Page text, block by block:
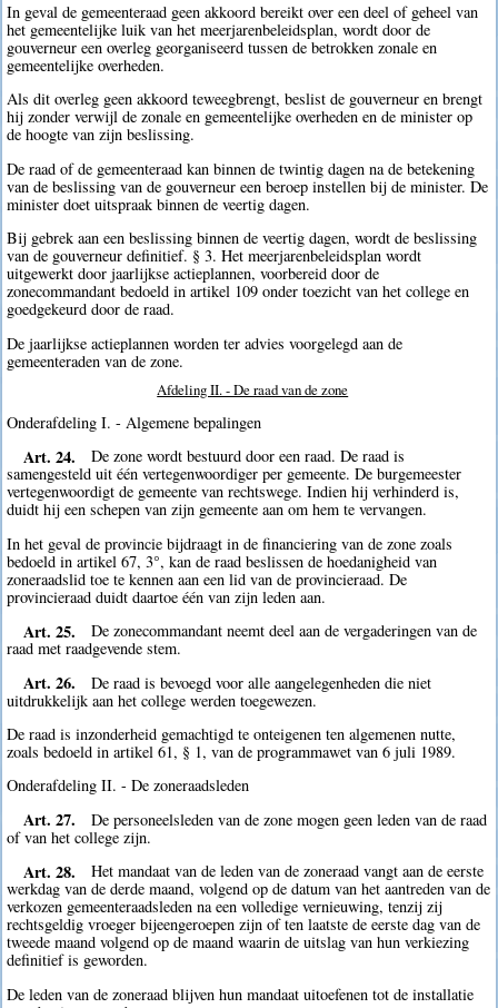
In geval de gemeenteraad geen akkoord bereikt over een deel of geheel van
het gemeentelijke luik van het meerjarenbeleidsplan, wordt door de
gouverneur een overleg georganiseerd tussen de betrokken zonale en
gemeentelijke overheden.
Als dit overleg geen akkoord teweegbrengt, beslist de gouverneur en brengt
hij zonder verwijl de zonale en gemeentelijke overheden en de minister op
de hoogte van zijn beslissing.
De raad of de gemeenteraad kan binnen de twintig dagen na de betekening
van de beslissing van de gouverneur een beroep instellen bij de minister. De
minister doet uitspraak binnen de veertig dagen.
Bij gebrek aan een beslissing binnen de veertig dagen, wordt de beslissing
van de gouverneur definitief. § 3. Het meerjarenbeleidsplan wordt
uitgewerkt door jaarlijkse actieplannen, voorbereid door de
zonecommandant bedoeld in artikel 109 onder toezicht van het college en
goedgekeurd door de raad.
De jaarlijkse actieplannen worden ter advies voorgelegd aan de
gemeenteraden van de zone.
Afdeling II. - De raad van de zone
Onderafdeling I. - Algemene bepalingen
Art. 24.
De zone wordt bestuurd door een raad. De raad is
samengesteld uit één vertegenwoordiger per gemeente. De burgemeester
vertegenwoordigt de gemeente van rechtswege. Indien hij verhinderd is,
duidt hij een schepen van zijn gemeente aan om hem te vervangen.
In het geval de provincie bijdraagt in de financiering van de zone zoals
bedoeld in artikel 67, 3°, kan de raad beslissen de hoedanigheid van
zoneraadslid toe te kennen aan een lid van de provincieraad. De
provincieraad duidt daartoe één van zijn leden aan.
Art. 25.
De zonecommandant neemt deel aan de vergaderingen van de
raad met raadgevende stem.
Art. 26.
De raad is bevoegd voor alle aangelegenheden die niet
uitdrukkelijk aan het college werden toegewezen.
De raad is inzonderheid gemachtigd te onteigenen ten algemenen nutte,
zoals bedoeld in artikel 61, § 1, van de programmawet van 6 juli 1989.
Onderafdeling II. - De zoneraadsleden
Art. 27.
De personeelsleden van de zone mogen geen leden van de raad
of van het college zijn.
Art. 28.
Het mandaat van de leden van de zoneraad vangt aan de eerste
werkdag van de derde maand, volgend op de datum van het aantreden van de
verkozen gemeenteraadsleden na een volledige vernieuwing, tenzij zij
rechtsgeldig vroeger bijeengeroepen zijn of ten laatste de eerste dag van de
tweede maand volgend op de maand waarin de uitslag van hun verkiezing
definitief is geworden.
De leden van de zoneraad blijven hun mandaat uitoefenen tot de installatie